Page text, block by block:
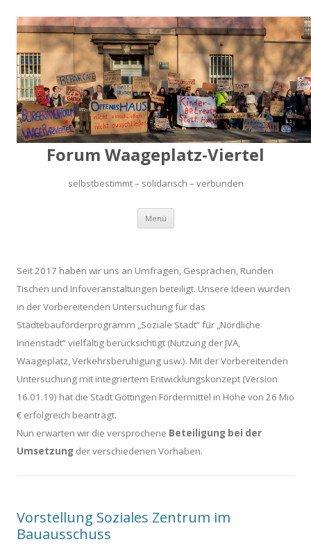
Forum Waageplatz-Viertel
selbstbestimmt – solidarisch – verbunden
Menü Springe
Inhalt
Seit 2017 haben wir uns an Umfragen, Gesprächen, Runden
Tischen und Infoveranstaltungen beteiligt. Unsere Ideen wurden
in der Vorbereitenden Untersuchung für das
Städtebauförderprogramm „Soziale Stadt“ für „Nördliche
Innenstadt“ vielfältig berücksichtigt (Nutzung der JVA,
Waageplatz, Verkehrsberuhigung usw.). Mit der Vorbereitenden
Untersuchung mit integriertem Entwicklungskonzept (Version
16.01.19) hat die Stadt Göttingen Fördermittel in Höhe von 26 Mio
€ erfolgreich beantragt.
Nun erwarten wir die versprochene Beteiligung bei der
Umsetzung der verschiedenen Vorhaben.
Vorstellung Soziales Zentrum im
Bauausschuss